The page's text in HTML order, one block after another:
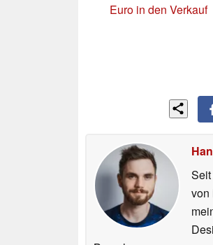
Euro in den Verkauf
von